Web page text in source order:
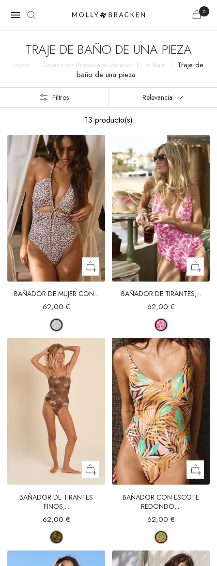
 0
TRAJE DE BAÑO DE UNA PIEZA
Inicio Colección Primavera-Verano Le Bain
Traje de
baño de una pieza
Filtros Relevancia
13 producto(s)
BAÑADOR DE MUJER CON...
62,00 €
BAÑADOR DE TIRANTES,...
62,00 €
BAÑADOR DE TIRANTES
FINOS,...
62,00 €
BAÑADOR CON ESCOTE
REDONDO,...
62,00 €